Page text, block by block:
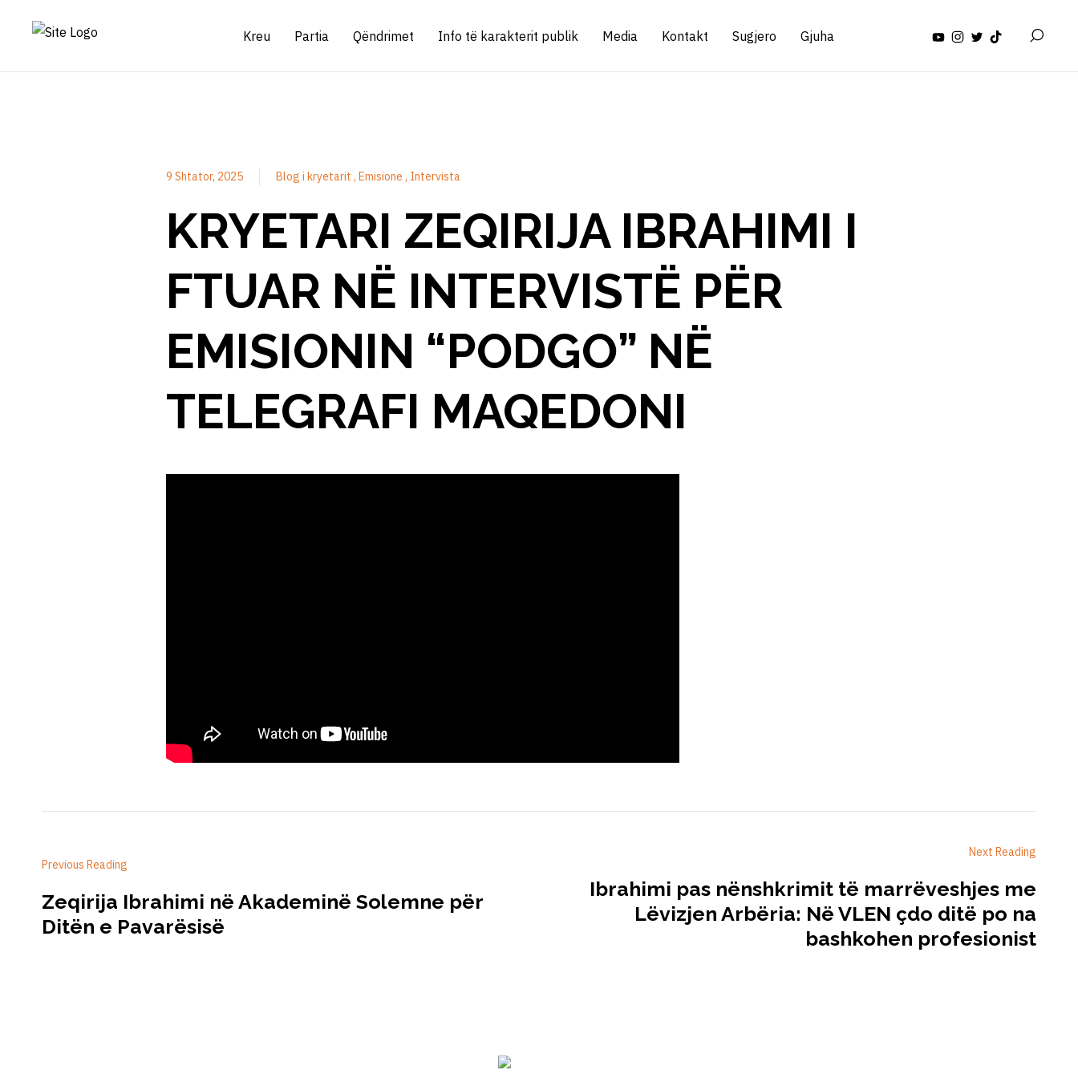
Kreu Partia Qëndrimet Info të karakterit publik Media Kontakt Sugjero Gjuha
9 Shtator, 2025 Blog i kryetarit Emisione Intervista
KRYETARI ZEQIRIJA IBRAHIMI I
FTUAR NË INTERVISTË PËR
EMISIONIN “PODGO” NË
TELEGRAFI MAQEDONI
Previous Reading
Zeqirija Ibrahimi në Akademinë Solemne për
Ditën e Pavarësisë
Next Reading
Ibrahimi pas nënshkrimit të marrëveshjes me
Lëvizjen Arbëria: Në VLEN çdo ditë po na
bashkohen profesionist